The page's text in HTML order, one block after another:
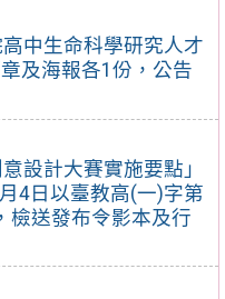
中生命科學研究人才
及海報各1份，公告
設計大賽實施要點」
4日以臺教高(一)字第
檢送發布令影本及行